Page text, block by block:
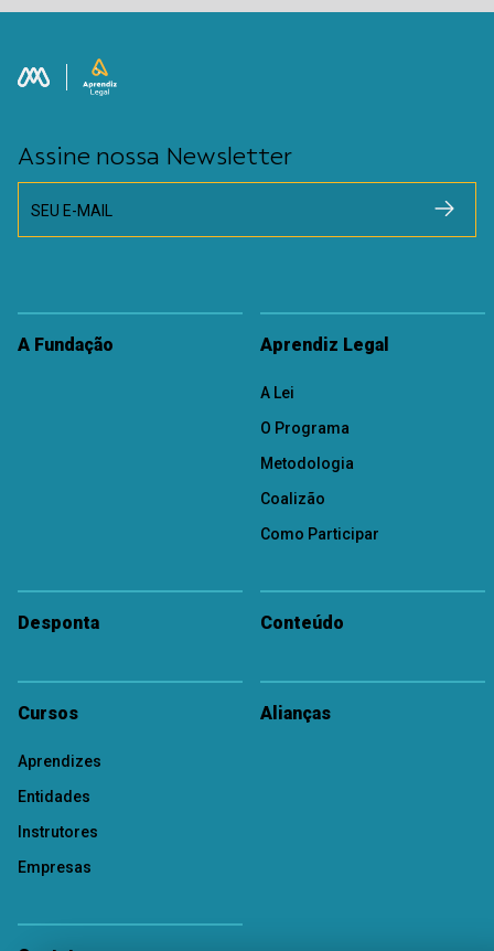
Assine nossa Newsletter
SEU E-MAIL
A Fundação Aprendiz Legal
A Lei
O Programa
Metodologia
Coalizão
Como Participar
Desponta Conteúdo
Cursos
Aprendizes
Entidades
Instrutores
Empresas
Alianças